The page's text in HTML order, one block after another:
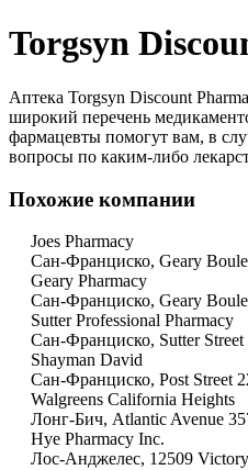
Torgsyn
Аптека Torgsyn Discount
широкий перечень
фармацевты помогут вам, в
вопросы по каким-либо
Похожие компании
Joes Pharmacy
Сан-Франциско, Geary
Geary Pharmacy
Сан-Франциско, Geary
Sutter Professional Pharmacy
Сан-Франциско, Sutter Street
Shayman David
Сан-Франциско, Post Street
Walgreens California Heights
Лонг-Бич, Atlantic Avenue
Hye Pharmacy Inc.
Лос-Анджелес, 12509